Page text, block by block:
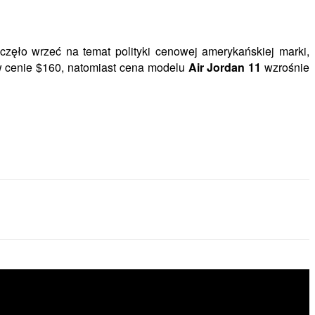
wrzeć na temat polityki cenowej amerykańskiej marki,
$160, natomiast cena modelu Air Jordan 11 wzrośnie